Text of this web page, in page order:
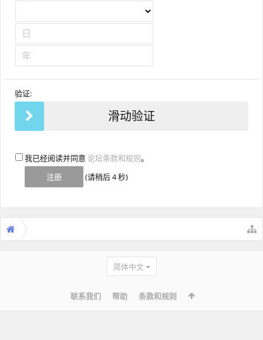
验证:
滑动验证
我已经阅读并同意 论坛条款和规则。
(请稍后4秒)
简体中文
联系我们 帮助 条款和规则